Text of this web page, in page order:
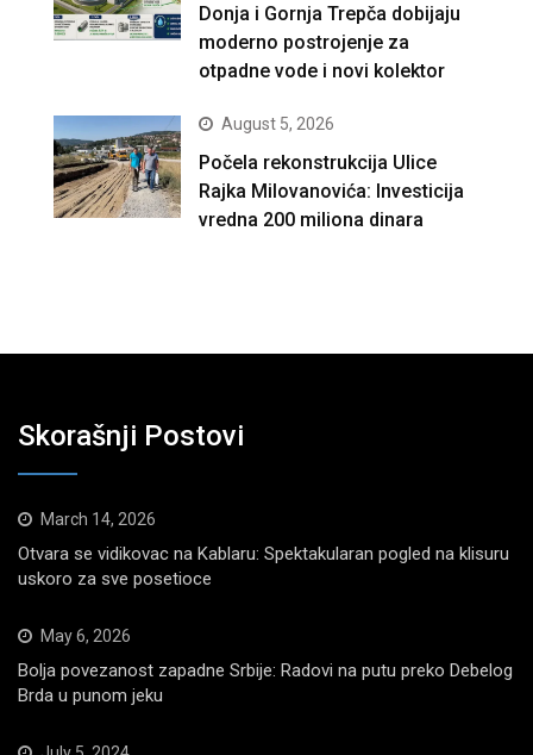
Donja i Gornja Trepča dobijaju
moderno postrojenje za
otpadne vode i novi kolektor
August 5, 2026
Počela rekonstrukcija Ulice
Rajka Milovanovića: Investicija
vredna 200 miliona dinara
Skorašnji Postovi
March 14, 2026
Otvara se vidikovac na Kablaru: Spektakularan pogled na klisuru
uskoro za sve posetioce
May 6, 2026
Bolja povezanost zapadne Srbije: Radovi na putu preko Debelog
Brda u punom jeku